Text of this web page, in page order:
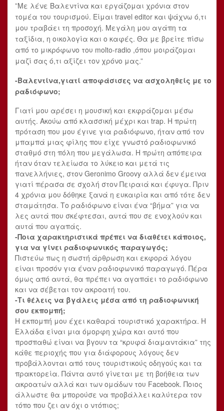
”Με λένε Βαλεντίνα και εργάζομαι χρόνια στον
τομέα του τουρισμού. Είμαι travel editor και ψάχνω ό,τι
μου τραβάει τη προσοχή. Μεγάλη μου αγάπη τα
ταξίδια, η οικολογία και ο καφές. Θα με βρείτε πίσω
από το μικρόφωνο του molto-radio ,όπου μοιράζομαι
μαζί σας ό,τι αξίζει τον χρόνο μας.”
-Βαλεντίνα,γιατί αποφάσισες να ασχοληθείς με το
ραδιόφωνο;
Γιατί μου αρέσει η μουσική και εκφράζομαι μέσω
αυτής. Ακούω από κλασσική μέχρι και trap. Η πρώτη
πρόταση που μου έγινε για ραδιόφωνο, ήταν από τον
μπαμπά μιας φίλης που είχε γνωστό ραδιοφωνικό
σταθμό στη πόλη που μεγάλωσα. Η πρώτη απόπειρα
ήταν όταν τελείωσα το λύκειο και μετά τις
πανελλήνιες, στον Geronimo Groovy αλλά δεν έμεινα
γιατί πέρασα σε σχολή στον Πειραιά και έφυγα. Πριν
4 χρόνια μου δόθηκε ξανά η ευκαιρία και από τότε δεν
σταμάτησα. Το ραδιόφωνο είναι ένα “βήμα” για να
λες αυτά που σκέφτεσαι, αυτά που σε ενοχλούν και
αυτά που αγαπάς.
-Ποια χαρακτηριστικά πρέπει να διαθέτει κάποιος,
για να γίνει ραδιοφωνικός παραγωγός;
Πιστεύω πως η σωστή άρθρωση και εκφορά λόγου
είναι προσόν για έναν ραδιοφωνικό παραγωγό. Πέρα
όμως από αυτά, θα πρέπει να αγαπάει το ραδιόφωνο
και να σέβεται τον ακροατή του.
-Τι θέλεις να βγάλεις μέσα από τη ραδιοφωνική
σου εκπομπή;
Η εκπομπή μου έχει καθαρά τουριστικό χαρακτήρα. Η
Ελλάδα είναι μια όμορφη χώρα και αυτό που
προσπαθώ είναι να βγουν τα “κρυφά διαμαντάκια” της
κάθε περιοχής που για διάφορους λόγους δεν
προβάλλονται από τους τουριστικούς οδηγούς και τα
πρακτορεία. Πάντα αυτό γίνεται με τη βοήθεια των
ακροατών αλλά και των ομάδων του Facebook. Ποιος
άλλωστε θα μπορούσε να προβάλλει καλύτερα τον
τόπο που ζει αν όχι ο ντόπιος;